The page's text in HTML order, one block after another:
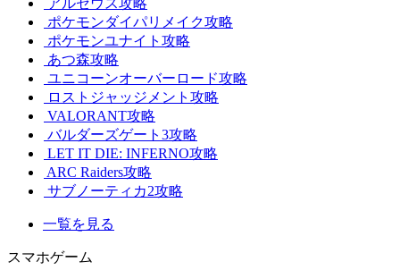
ポケモンダイパリメイク攻略
ポケモンユナイト攻略
あつ森攻略
ユニコーンオーバーロード攻略
ロストジャッジメント攻略
VALORANT攻略
バルダーズゲート3攻略
LET IT DIE: INFERNO攻略
ARC Raiders攻略
サブノーティカ2攻略
一覧を見る
スマホゲーム